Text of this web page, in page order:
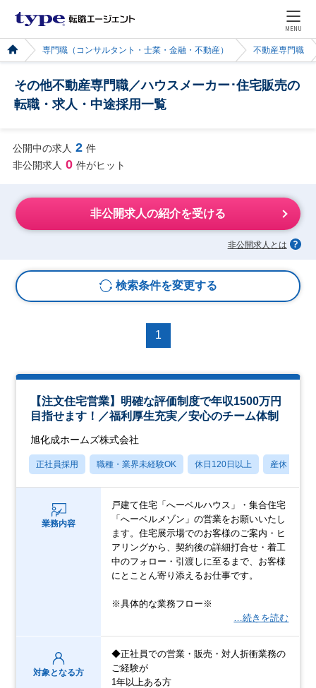
MENU
専門職（コンサルタント・士業・金融・不動産） 不動産専門職
その他不動産専門職／ハウスメーカー･住宅販売の
転職・求人・中途採用一覧
公開中の求人 2 件
非公開求人 0 件がヒット
非公開求人の紹介を受ける
非公開求人とは
検索条件を変更する
1
【注文住宅営業】明確な評価制度で年収1500万円
目指せます！／福利厚生充実／安心のチーム体制
旭化成ホームズ株式会社
正社員採用 職種・業界未経験OK 休日120日以上 産休・育休
業務内容
戸建て住宅「へーベルハウス」・集合住宅
「へーベルメゾン」の営業をお願いいたし
ます。住宅展示場でのお客様のご案内・ヒ
アリングから、契約後の詳細打合せ・着工
中のフォロー・引渡しに至るまで、お客様
にとことん寄り添えるお仕事です。
※具体的な業務フロー※
…続きを読む
対象となる方
◆正社員での営業・販売・対人折衝業務の
ご経験が
1年以上ある方